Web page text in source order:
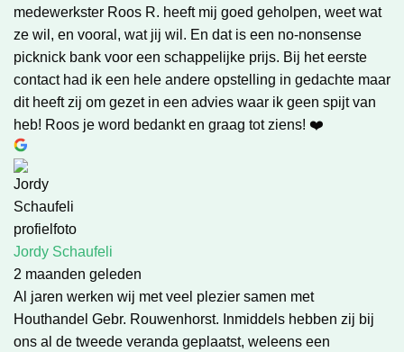
medewerkster Roos R. heeft mij goed geholpen, weet wat
ze wil, en vooral, wat jij wil. En dat is een no-nonsense
picknick bank voor een schappelijke prijs. Bij het eerste
contact had ik een hele andere opstelling in gedachte maar
dit heeft zij om gezet in een advies waar ik geen spijt van
heb! Roos je word bedankt en graag tot ziens! ❤️
Jordy Schaufeli
2 maanden geleden
Al jaren werken wij met veel plezier samen met
Houthandel Gebr. Rouwenhorst. Inmiddels hebben zij bij
ons al de tweede veranda geplaatst, weleens een